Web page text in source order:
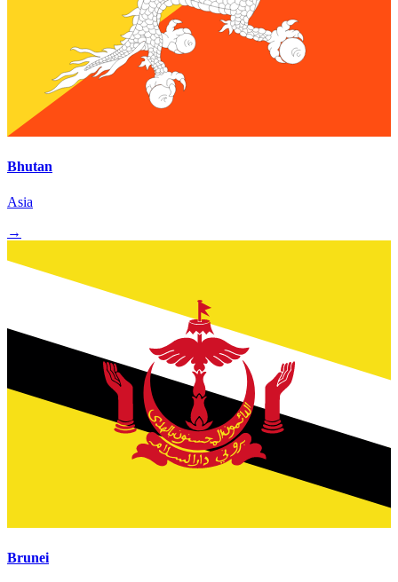
Bhutan
Asia
→
Brunei